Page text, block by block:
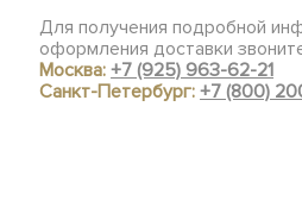
Для получения подробной
оформления доставки
Москва:+7 (925) 963-62-21
Санкт-Петербург:+7 (800)